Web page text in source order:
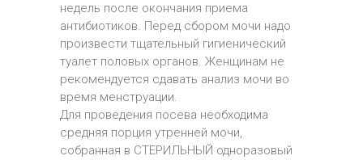
недель после окончания приема
антибиотиков. Перед сбором мочи надо
произвести тщательный гигиенический
туалет половых органов. Женщинам не
рекомендуется сдавать анализ мочи во
время менструации.
Для проведения посева необходима
средняя порция утренней мочи,
собранная в СТЕРИЛЬНЫЙ одноразовый